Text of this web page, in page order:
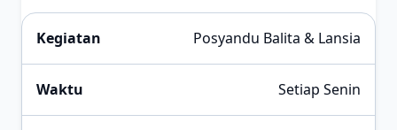
Posyandu Balita & Lansia
Setiap Senin